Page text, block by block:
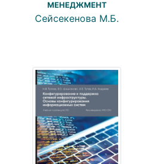
МЕНЕДЖМЕНТ
Сейсекенова М.Б.